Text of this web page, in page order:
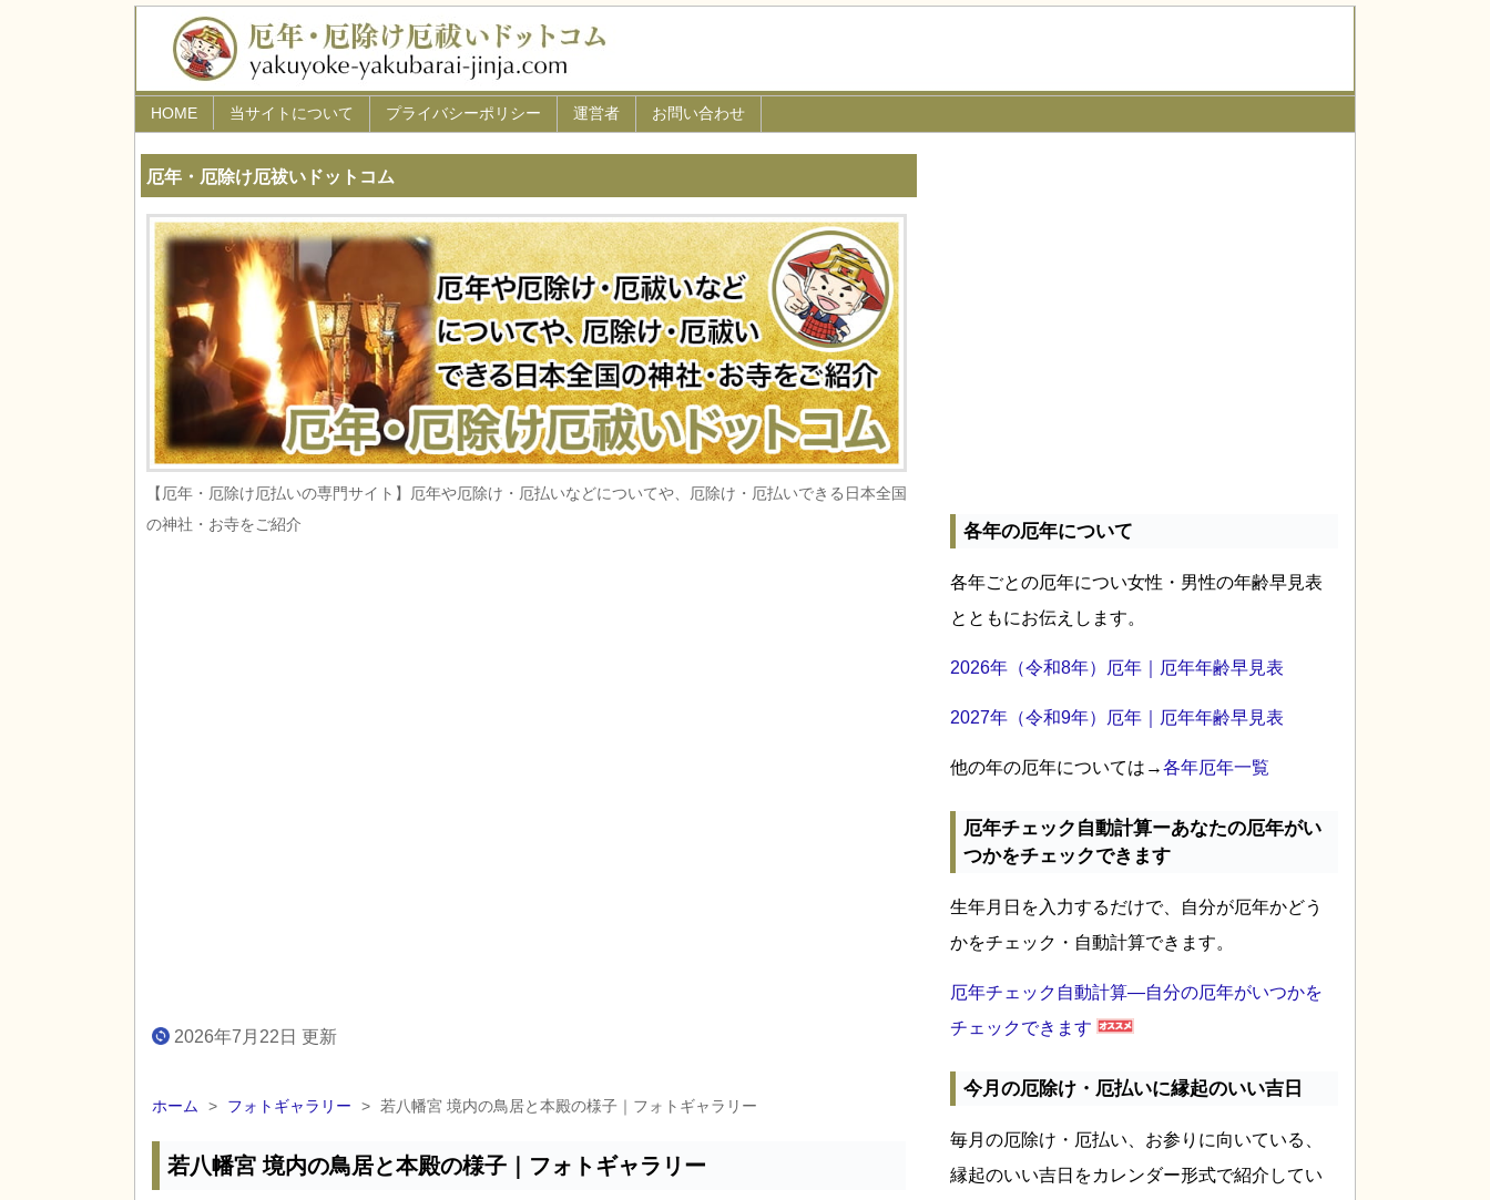
厄年・厄除け厄祓いドットコム
【厄年・厄除け厄払いの専門サイト】厄年や厄除け・厄払いなどについてや、厄除け・厄払いできる日本全国
の神社・お寺をご紹介
2026年7月22日 更新
ホーム > フォトギャラリー > 若八幡宮 境内の鳥居と本殿の様子｜フォトギャラリー
若八幡宮 境内の鳥居と本殿の様子｜フォトギャラリー
各年の厄年について
各年ごとの厄年につい女性・男性の年齢早見表
とともにお伝えします。
2026年（令和8年）厄年｜厄年年齢早見表
2027年（令和9年）厄年｜厄年年齢早見表
他の年の厄年については→各年厄年一覧
厄年チェック自動計算ーあなたの厄年がい
つかをチェックできます
生年月日を入力するだけで、自分が厄年かどう
かをチェック・自動計算できます。
厄年チェック自動計算―自分の厄年がいつかを
チェックできます
今月の厄除け・厄払いに縁起のいい吉日
毎月の厄除け・厄払い、お参りに向いている、
縁起のいい吉日をカレンダー形式で紹介してい
HOME 当サイトについて プライバシーポリシー 運営者 お問い合わせ